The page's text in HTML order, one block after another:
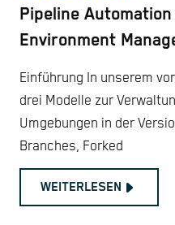
Pipeline
Environment
Einführung In unserem
drei Modelle zur
Umgebungen in der
Branches, Forked
WEITERLESEN